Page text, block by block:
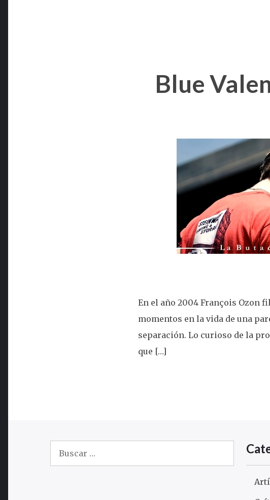
Blue
En el año 2004 François Ozon
momentos en la vida de una
separación. Lo curioso de la
que […]
Buscar: